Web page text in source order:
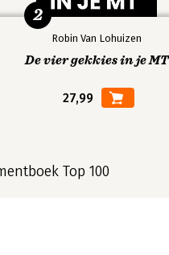
Robin Van Lohuizen
De vier gekkies in je MT
27,99
2
Top 100